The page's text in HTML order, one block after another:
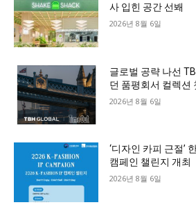
사 입힌 공간 선봬
2026년 8월 6일
글로벌 공략 나선
던 품평회서 컬렉션
2026년 8월 6일
‘디자인 카피 근절’
캠페인 챌린지 개최
2026년 8월 6일